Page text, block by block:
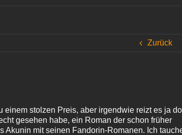
Zurück
stolzen Preis, aber irgendwie reizt es ja
gesehen habe, ein Roman der schon früher
Akunin mit seinen Fandorin-Romanen. Ich